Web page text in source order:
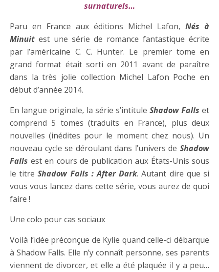
surnaturels…
Paru en France aux éditions Michel Lafon, Nés à
Minuit est une série de romance fantastique écrite
par l’américaine C. C. Hunter. Le premier tome en
grand format était sorti en 2011 avant de paraître
dans la très jolie collection Michel Lafon Poche en
début d’année 2014.
En langue originale, la série s’intitule Shadow Falls et
comprend 5 tomes (traduits en France), plus deux
nouvelles (inédites pour le moment chez nous). Un
nouveau cycle se déroulant dans l’univers de Shadow
Falls est en cours de publication aux États-Unis sous
le titreShadow Falls : After Dark. Autant dire que si
vous vous lancez dans cette série, vous aurez de quoi
faire !
Une colo pour cas sociaux
Voilà l’idée préconçue de Kylie quand celle-ci débarque
à Shadow Falls. Elle n’y connaît personne, ses parents
viennent de divorcer, et elle a été plaquée il y a peu…